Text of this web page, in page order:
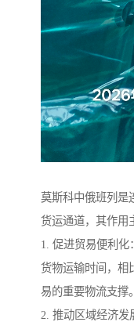
莫斯科中俄班列是
货运通道，其作用
1. 促进贸易便利
货物运输时间，相
易的重要物流支撑
2. 推动区域经济